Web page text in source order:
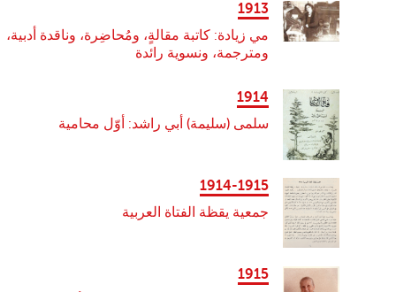
1913
مي زيادة: كاتبة مقالةٍ، ومُحاضِرة، وناقدة أدبية،
ومترجمة، ونسوية رائدة
1914
سلمى (سليمة) أبي راشد: أوّل محامية
1914-1915
جمعية يقظة الفتاة العربية
1915